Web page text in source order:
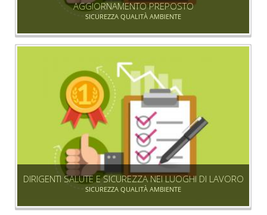
AGGIORNAMENTO PREPOSTO
SICUREZZA QUALITÀ AMBIENTE
DIRIGENTI SALUTE E SICUREZZA NEI LUOGHI DI LAVORO
SICUREZZA QUALITÀ AMBIENTE